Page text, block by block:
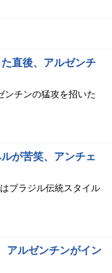
直後、アルゼンチ
ンチンの猛攻を招いた
が苦笑、アンチェ
ブラジル伝統スタイル
アルゼンチンがイン